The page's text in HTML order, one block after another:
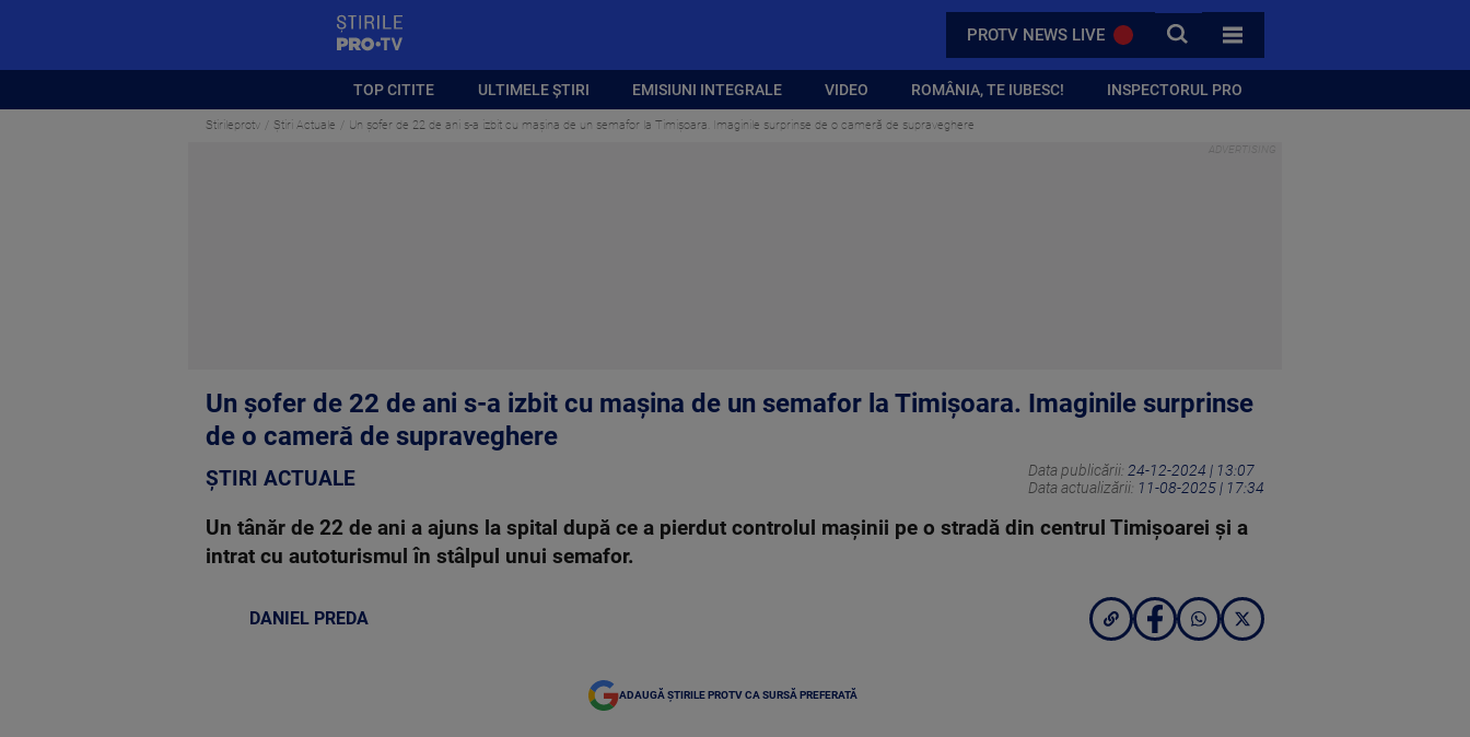
PROTV NEWS LIVE CAUTA
TOATE CATEGORIILE
TOP CITITE ULTIMELE ȘTIRI EMISIUNI INTEGRALE VIDEO ROMÂNIA, TE IUBESC! INSPECTORUL PRO
Stirileprotv Știri Actuale Un șofer de 22 de ani s-a izbit cu mașina de un semafor la Timișoara. Imaginile surprinse de o cameră de supraveghere
Un șofer de 22 de ani s-a izbit cu mașina de un semafor la Timișoara. Imaginile surprinse
de o cameră de supraveghere
ȘTIRI ACTUALE Data publicării: 24-12-2024 | 13:07
Data actualizării: 11-08-2025 | 17:34
Un tânăr de 22 de ani a ajuns la spital după ce a pierdut controlul mașinii pe o stradă din centrul Timișoarei și a
intrat cu autoturismul în stâlpul unui semafor.
DANIEL PREDA
ADAUGĂ ȘTIRILE PROTV CA SURSĂ PREFERATĂ